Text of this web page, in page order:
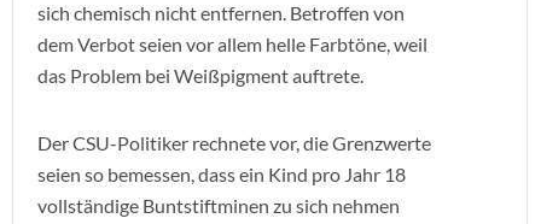
sich chemisch nicht entfernen. Betroffen von
dem Verbot seien vor allem helle Farbtöne, weil
das Problem bei Weißpigment auftrete.
Der CSU-Politiker rechnete vor, die Grenzwerte
seien so bemessen, dass ein Kind pro Jahr 18
vollständige Buntstiftminen zu sich nehmen